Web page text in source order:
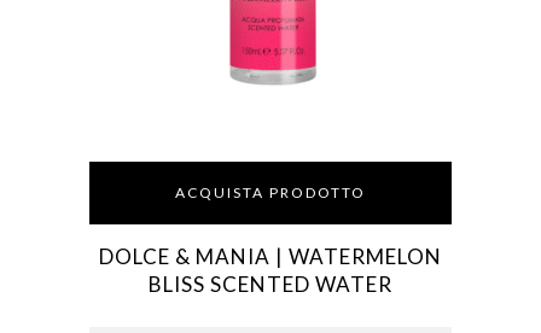
ACQUISTA PRODOTTO
DOLCE & MANIA | WATERMELON
BLISS SCENTED WATER